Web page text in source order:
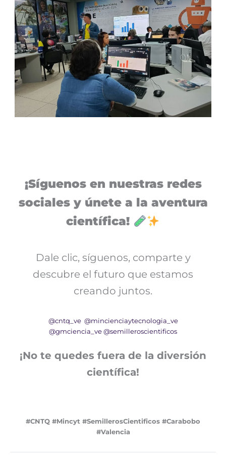
¡Síguenos en nuestras redes
sociales y únete a la aventura
científica!
Dale clic, síguenos, comparte y
descubre el futuro que estamos
creando juntos.
@cntq_ve @mincienciaytecnologia_ve
@gmciencia_ve @semilleroscientificos
¡No te quedes fuera de la diversión
científica!
#CNTQ #Mincyt #SemillerosCientificos #Carabobo
#Valencia